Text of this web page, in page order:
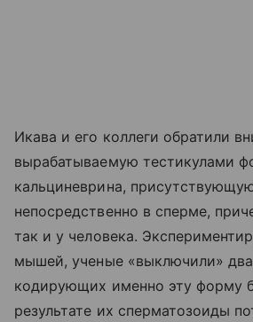
Икава и его коллеги обратили
вырабатываемую тестикулами
кальциневрина,
непосредственно в сперме,
так и у человека.
мышей, ученые «выключили» два
кодирующих именно эту форму
результате их сперматозоиды